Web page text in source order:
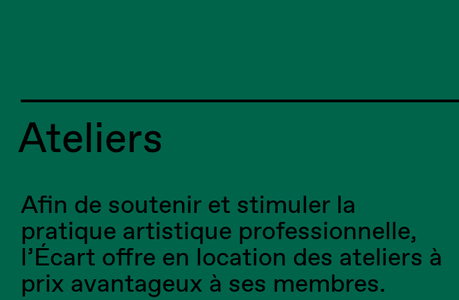
Ateliers
Afin de soutenir et stimuler la
pratique artistique professionnelle,
l’Écart offre en location des ateliers à
prix avantageux à ses membres.